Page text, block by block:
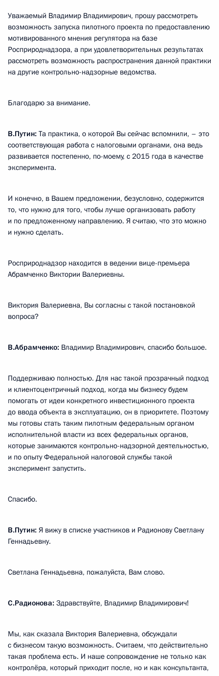
Уважаемый Владимир Владимирович, прошу рассмотреть
возможность запуска пилотного проекта по предоставлению
мотивированного мнения регулятора на базе
Росприроднадзора, а при удовлетворительных результатах
рассмотреть возможность распространения данной практики
на другие контрольно-надзорные ведомства.
Благодарю за внимание.
В.Путин: Та практика, о которой Вы сейчас вспомнили, – это
соответствующая работа с налоговыми органами, она ведь
развивается постепенно, по-моему, с 2015 года в качестве
эксперимента.
И конечно, в Вашем предложении, безусловно, содержится
то, что нужно для того, чтобы лучше организовать работу
и по предложенному направлению. Я считаю, что это можно
и нужно сделать.
Росприроднадзор находится в ведении вице-премьера
Абрамченко Виктории Валериевны.
Виктория Валериевна, Вы согласны с такой постановкой
вопроса?
В.Абрамченко: Владимир Владимирович, спасибо большое.
Поддерживаю полностью. Для нас такой прозрачный подход
и клиентоцентричный подход, когда мы бизнесу будем
помогать от идеи конкретного инвестиционного проекта
до ввода объекта в эксплуатацию, он в приоритете. Поэтому
мы готовы стать таким пилотным федеральным органом
исполнительной власти из всех федеральных органов,
которые занимаются контрольно-надзорной деятельностью,
и по опыту Федеральной налоговой службы такой
эксперимент запустить.
Спасибо.
В.Путин: Я вижу в списке участников и Радионову Светлану
Геннадьевну.
Светлана Геннадьевна, пожалуйста, Вам слово.
С.Радионова: Здравствуйте, Владимир Владимирович!
Мы, как сказала Виктория Валериевна, обсуждали
с бизнесом такую возможность. Считаем, что действительно
такая проблема есть. И наше сопровождение не только как
контролёра, который приходит после, но и как консультанта,